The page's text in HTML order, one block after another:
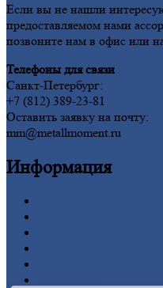
Если вы не нашли
предоставляемом нами
позвоните нам в офис или
Телефоны для связи
Санкт-Петербург:
+7 (812) 389-23-81
Оставить заявку на почту:
mm@metallmoment.ru
Информация